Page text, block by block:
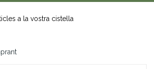
a la vostra cistella